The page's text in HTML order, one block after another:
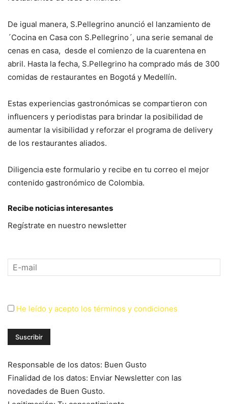
De igual manera, S.Pellegrino anunció el lanzamiento de
´Cocina en Casa con S.Pellegrino´, una serie semanal de
cenas en casa, desde el comienzo de la cuarentena en
abril. Hasta la fecha, S.Pellegrino ha comprado más de 300
comidas de restaurantes en Bogotá y Medellín.
Estas experiencias gastronómicas se compartieron con
influencers y periodistas para brindar la posibilidad de
aumentar la visibilidad y reforzar el programa de delivery
de los restaurantes aliados.
Diligencia este formulario y recibe en tu correo el mejor
contenido gastronómico de Colombia.
Recibe noticias interesantes
Regístrate en nuestro newsletter
He leído y acepto los términos y condiciones
Responsable de los datos: Buen Gusto
Finalidad de los datos: Enviar Newsletter con las
novedades de Buen Gusto.